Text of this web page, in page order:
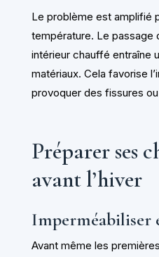
Le problème est amplifié
température. Le passage
intérieur chauffé entraîne
matériaux. Cela favorise
provoquer des fissures
Préparer ses
avant l’hiver
Imperméabiliser
Avant même les